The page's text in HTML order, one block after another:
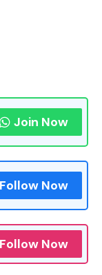
Join Now
Follow Now
Follow Now